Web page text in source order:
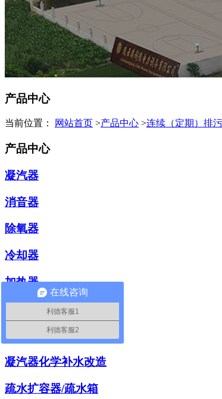
产品中心
当前位置： 网站首页 >产品中心 >连续（定期）排
产品中心
凝汽器
消音器
除氧器
冷却器
加热器
冷油（水）器
排汽回收装置
凝汽器化学补水改造
疏水扩容器/疏水箱
在线咨询
利德客服1
利德客服2